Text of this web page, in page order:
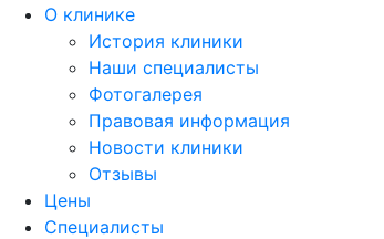
О клинике
История клиники
Наши специалисты
Фотогалерея
Правовая информация
Новости клиники
Отзывы
Цены
Специалисты